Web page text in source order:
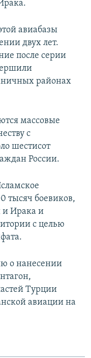
авиабазы
двух лет.
после серии
районах
массовые
с
шестисот
России.
тысяч боевиков,
и Ирака и
с целью
о нанесении
Турции
авиации на